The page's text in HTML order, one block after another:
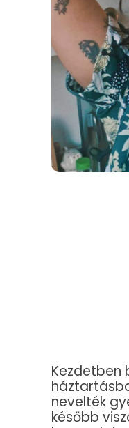
Kezdetben
nevelték
később